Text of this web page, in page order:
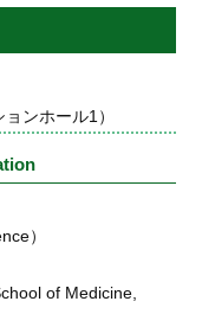
ンホール1）
）
of Medicine,